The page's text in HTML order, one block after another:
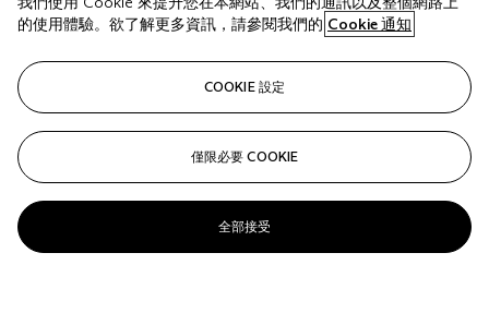
下
的使用體驗。欲了解更多資訊，請參閱我們的 Cookie 通知
COOKIE 設定
僅限必要 COOKIE
全部接受